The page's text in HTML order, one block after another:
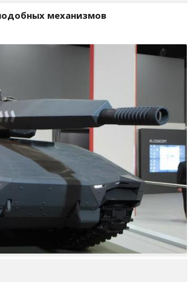
механизмов